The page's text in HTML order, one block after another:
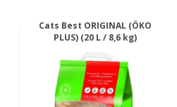
Cats Best ORIGINAL (ÖKO
PLUS) (20 L / 8,6 kg)